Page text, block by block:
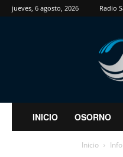
jueves, 6 agosto, 2026 Radio
INICIO OSORNO
Inicio